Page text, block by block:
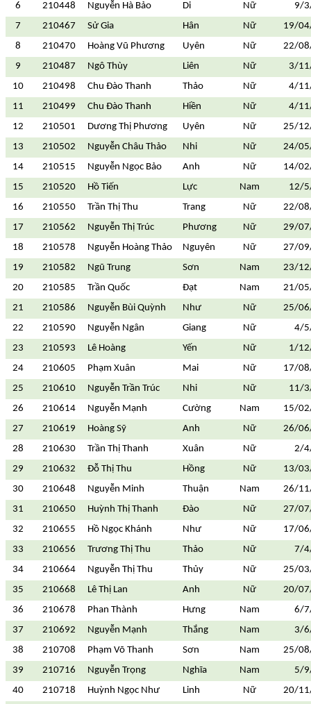
6
210448 Nguyễn Hà Bảo Di Nữ
9/
7
210467 Sử Gia Hân Nữ
19/
8
210470 Hoàng Vũ Phương Uyên Nữ
22/
9
210487 Ngô Thùy Liên Nữ
3/
10
210498 Chu Đào Thanh Thảo Nữ
4/
11
210499 Chu Đào Thanh Hiền Nữ
4/
12
210501 Dương Thị Phương Uyên Nữ
25/
13
210502 Nguyễn Châu Thảo Nhi Nữ
24/
14
210515 Nguyễn Ngọc Bảo Anh Nữ
14/
15
210520 Hồ Tiến Lực Nam
12/
16
210550 Trần Thị Thu Trang Nữ
22/
17
210562 Nguyễn Thị Trúc Phương Nữ
29/
18
210578 Nguyễn Hoàng Thảo Nguyên Nữ
27/
19
210582 Ngũ Trung Sơn Nam
23/
20
210585 Trần Quốc Đạt Nam
21/
21
210586 Nguyễn Bùi Quỳnh Như Nữ
25/
22
210590 Nguyễn Ngân Giang Nữ
4/
23
210593 Lê Hoàng Yến Nữ
1/
24
210605 Phạm Xuân Mai Nữ
17/
25
210610 Nguyễn Trần Trúc Nhi Nữ
11/
26
210614 Nguyễn Mạnh Cường Nam
15/
27
210619 Hoàng Sỹ Anh Nữ
26/
28
210630 Trần Thị Thanh Xuân Nữ
2/
29
210632 Đỗ Thị Thu Hồng Nữ
13/
30
210648 Nguyễn Minh Thuận Nam
26/
31
210650 Huỳnh Thị Thanh Đào Nữ
27/
32
210655 Hồ Ngọc Khánh Như Nữ
17/
33
210656 Trương Thị Thu Thảo Nữ
7/
34
210664 Nguyễn Thị Thu Thủy Nữ
25/
35
210668 Lê Thị Lan Anh Nữ
20/
36
210678 Phan Thành Hưng Nam
6/
37
210692 Nguyễn Mạnh Thắng Nam
3/
38
210708 Phạm Võ Thanh Sơn Nam
25/
39
210716 Nguyễn Trọng Nghĩa Nam
5/
40
210718 Huỳnh Ngọc Như Linh Nữ
20/